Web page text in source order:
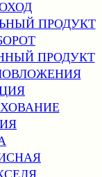
ПРОДУКТ
ПРОДУКТ